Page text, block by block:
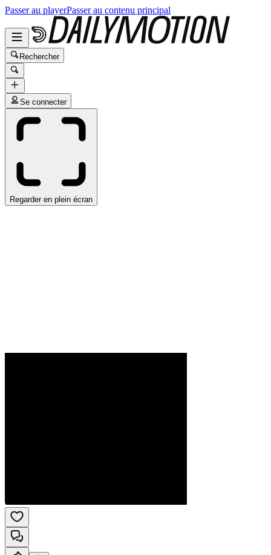
Passer au playerPasser au contenu principal
Rechercher
Se connecter
Regarder en plein écran